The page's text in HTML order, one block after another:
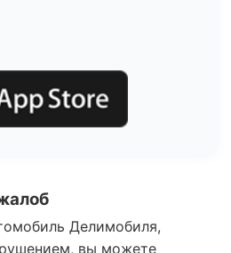
Делимобиля,
вы можете